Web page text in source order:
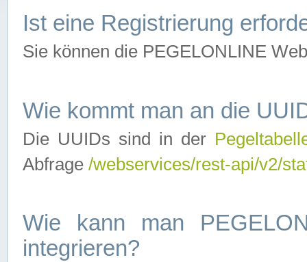
Ist eine Registrierung
Sie können die PEGELONLINE
Wie kommt man an die
Die UUIDs sind in der
Abfrage /webservices/rest-api/v2/
Wie kann man
integrieren?